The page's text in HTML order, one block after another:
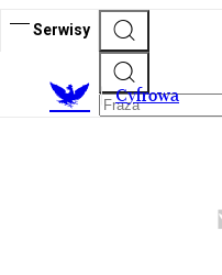
Serwisy
Cyfrowa